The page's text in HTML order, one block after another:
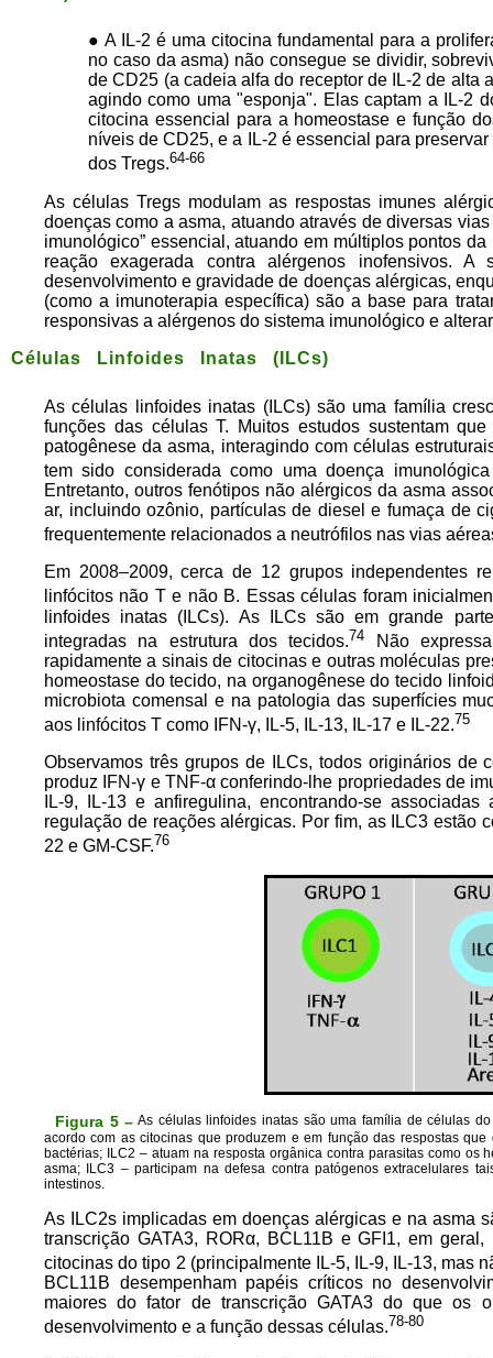
● A IL-2 é uma citocina fundamental para a
no caso da asma) não consegue se dividir,
de CD25 (a cadeia alfa do receptor de IL-2 de alta
agindo como uma "esponja". Elas captam a IL-2
citocina essencial para a homeostase e função
níveis de CD25, e a IL-2 é essencial para
dos Tregs.64-66
As células Tregs modulam as respostas imunes
doenças como a asma, atuando através de diversas
imunológico” essencial, atuando em múltiplos pontos
reação exagerada contra alérgenos inofensivos.
desenvolvimento e gravidade de doenças alérgicas,
(como a imunoterapia específica) são a base para
responsivas a alérgenos do sistema imunológico e
Células Linfoides Inatas (ILCs)
As células linfoides inatas (ILCs) são uma família
funções das células T. Muitos estudos sustentam
patogênese da asma, interagindo com células
tem sido considerada como uma doença
Entretanto, outros fenótipos não alérgicos da asma
ar, incluindo ozônio, partículas de diesel e fumaça de
frequentemente relacionados a neutrófilos nas vias
Em 2008–2009, cerca de 12 grupos independentes
linfócitos não T e não B. Essas células foram
linfoides inatas (ILCs). As ILCs são em grande
integradas na estrutura dos tecidos.74
Não
rapidamente a sinais de citocinas e outras moléculas
homeostase do tecido, na organogênese do tecido
microbiota comensal e na patologia das superfícies
aos linfócitos T como IFN-γ, IL-5, IL-13, IL-17 e IL-22.75
Observamos três grupos de ILCs, todos originários de
produz IFN-γ e TNF-α conferindo-lhe propriedades de
IL-9, IL-13 e anfiregulina, encontrando-se
regulação de reações alérgicas. Por fim, as ILC3 estão
22 e GM-CSF.76
Figura 5 – As células linfoides inatas são uma família de células
acordo com as citocinas que produzem e em função das respostas
bactérias; ILC2 – atuam na resposta orgânica contra parasitas como
asma; ILC3 – participam na defesa contra patógenos extracelulares
intestinos.
As ILC2s implicadas em doenças alérgicas e na asma
transcrição GATA3, RORα, BCL11B e GFI1, em
citocinas do tipo 2 (principalmente IL-5, IL-9, IL-13, mas
BCL11B desempenham papéis críticos no
maiores do fator de transcrição GATA3 do que os
desenvolvimento e a função dessas células.78-80